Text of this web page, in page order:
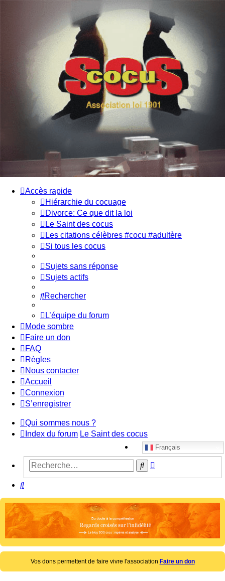
SOS cocu
SOS cocu est une association loi 1901 dont l'objet est le
soutien aux victimes d'adultère. Pouvoir parler, se confier,
recevoir un soutien moral pour traverser une situation
personnelle douloureuse
Vers le contenu
Accès rapide
Hiérarchie du cocuage
Divorce: Ce que dit la loi
Le Saint des cocus
Les citations célèbres #cocu #adultère
Si tous les cocus
Sujets sans réponse
Sujets actifs
Rechercher
L’équipe du forum
Mode sombre
Faire un don
FAQ
Règles
Nous contacter
Accueil
Connexion
S’enregistrer
Qui sommes nous ?
Index du forum Le Saint des cocus
Français
Rechercher
Rechercher
Vos dons permettent de faire vivre l'association Faire un don